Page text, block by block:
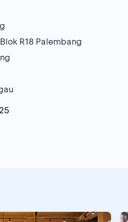
R18 Palembang